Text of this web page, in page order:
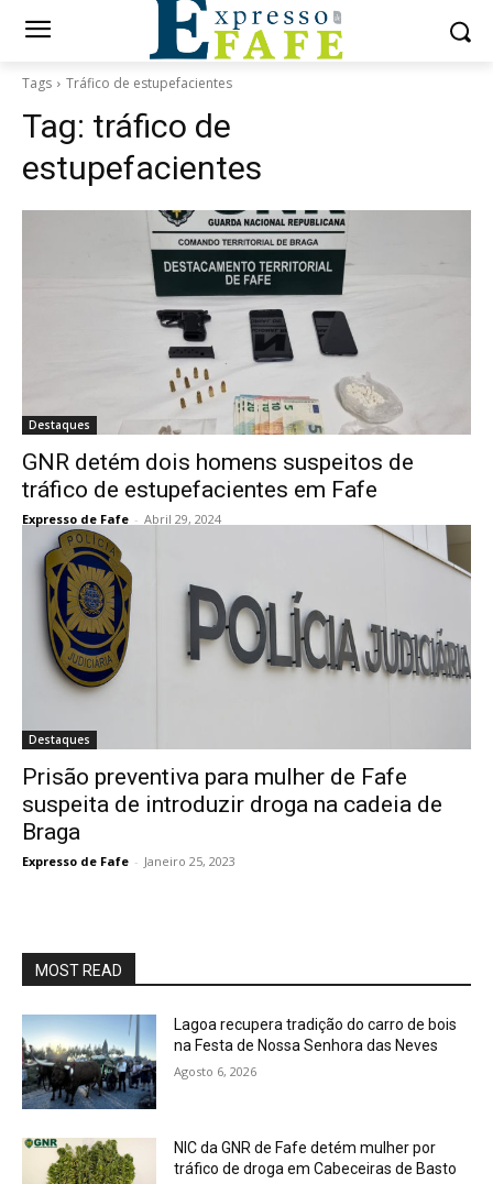
Tags Tráfico de estupefacientes
Tag: tráfico de
estupefacientes
Destaques
GNR detém dois homens suspeitos de
tráfico de estupefacientes em Fafe
Expresso de Fafe - Abril 29, 2024
Destaques
Prisão preventiva para mulher de Fafe
suspeita de introduzir droga na cadeia de
Braga
Expresso de Fafe - Janeiro 25, 2023
MOST READ
Lagoa recupera tradição do carro de bois
na Festa de Nossa Senhora das Neves
Agosto 6, 2026
NIC da GNR de Fafe detém mulher por
tráfico de droga em Cabeceiras de Basto